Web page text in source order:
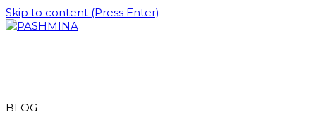
Skip to content (Press Enter)
BLOG